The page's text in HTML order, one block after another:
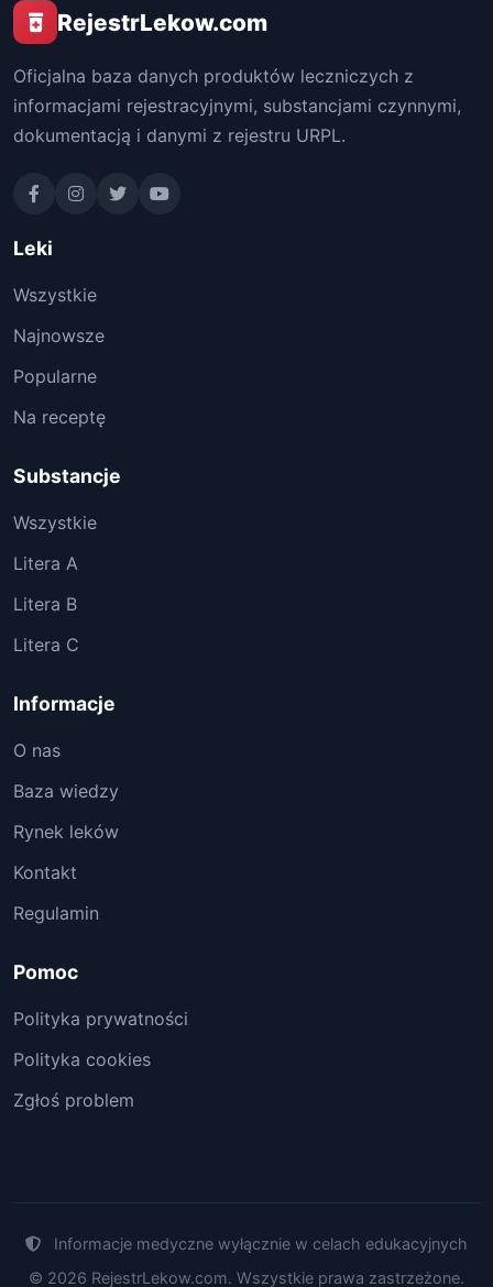
RejestrLekow.com
Oficjalna baza danych produktów leczniczych z
informacjami rejestracyjnymi, substancjami czynnymi,
dokumentacją i danymi z rejestru URPL.
Leki
Wszystkie
Najnowsze
Popularne
Na receptę
Substancje
Wszystkie
Litera A
Litera B
Litera C
Informacje
O nas
Baza wiedzy
Rynek leków
Kontakt
Regulamin
Pomoc
Polityka prywatności
Polityka cookies
Zgłoś problem
Informacje medyczne wyłącznie w celach edukacyjnych
© 2026 RejestrLekow.com. Wszystkie prawa zastrzeżone.